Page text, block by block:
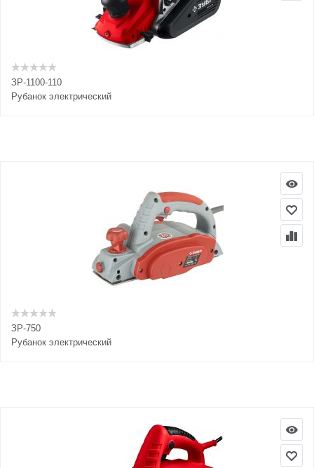
ЗР-1100-110
Рубанок электрический
ЗР-750
Рубанок электрический